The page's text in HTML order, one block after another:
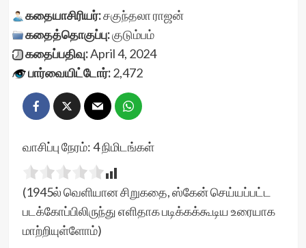
கதையாசிரியர்:சகுந்தலா ராஜன்
கதைத்தொகுப்பு:குடும்பம்
கதைப்பதிவு:April 4, 2024
பார்வையிட்டோர்:2,472
வாசிப்பு நேரம்:4நிமிடங்கள்
(1945ல் வெளியான சிறுகதை, ஸ்கேன் செய்யப்பட்ட
படக்கோப்பிலிருந்து எளிதாக படிக்கக்கூடிய உரையாக
மாற்றியுள்ளோம்)